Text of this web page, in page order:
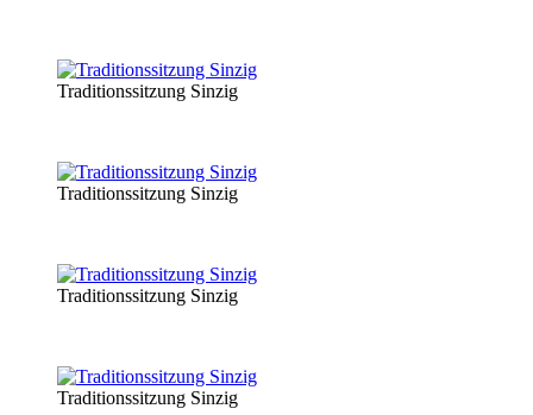
Traditionssitzung Sinzig
Traditionssitzung Sinzig
Traditionssitzung Sinzig
Traditionssitzung Sinzig